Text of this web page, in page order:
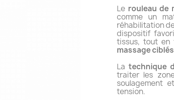
Le rouleau de
comme un
réhabilitation
dispositif
tissus, tout en
massage ciblés
Latechnique
traiter les
soulagement
tension.